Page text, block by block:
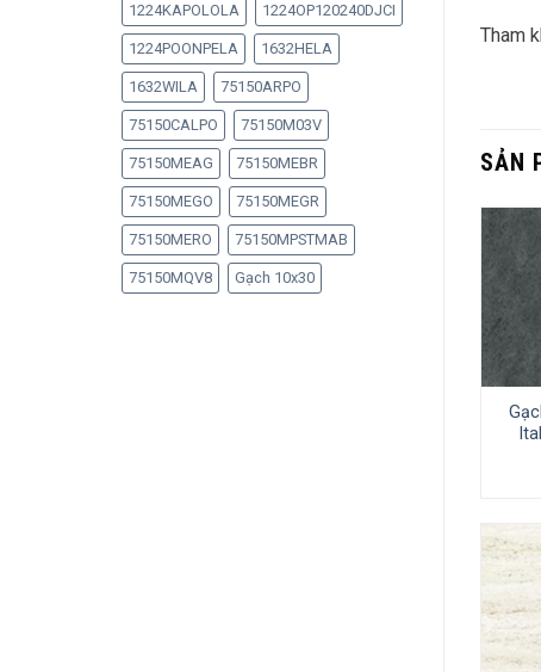
1224KAPOLOLA 1224OP120240DJCI
1224POONPELA 1632HELA
1632WILA 75150ARPO
75150CALPO 75150M03V
75150MEAG 75150MEBR
75150MEGO 75150MEGR
75150MERO 75150MPSTMAB
75150MQV8 Gạch 10x30
Tham
SẢN